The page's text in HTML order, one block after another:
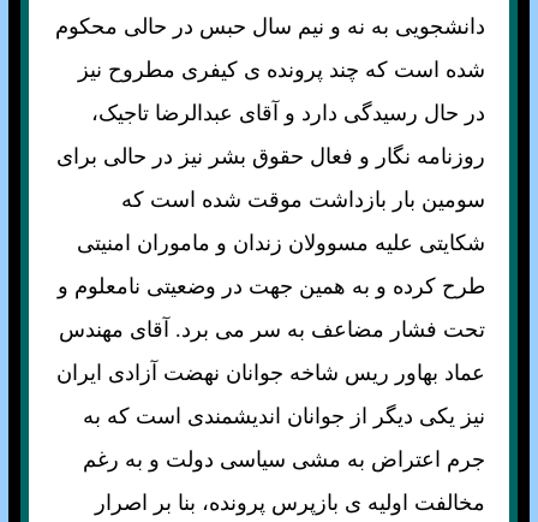
دانشجويی به نه و نيم سال حبس در حالی محکوم
شده است که چند پرونده ی کيفری مطروح نيز
در حال رسيدگی دارد و آقای عبدالرضا تاجيک،
روزنامه نگار و فعال حقوق بشر نيز در حالی برای
سومين بار بازداشت موقت شده است که
شکايتی عليه مسوولان زندان و ماموران امنيتی
طرح کرده و به همين جهت در وضعيتی نامعلوم و
تحت فشار مضاعف به سر می برد. آقای مهندس
عماد بهاور ريس شاخه جوانان نهضت آزادی ايران
نيز يکی ديگر از جوانان انديشمندی است که به
جرم اعتراض به مشی سياسی دولت و به رغم
مخالفت اوليه ی بازپرس پرونده، بنا بر اصرار